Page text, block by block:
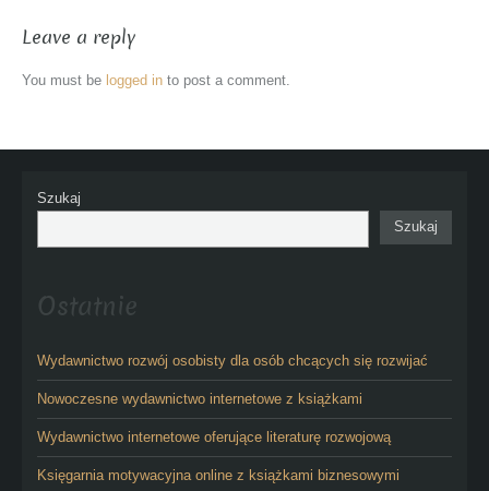
Leave a reply
You must be logged in to post a comment.
Szukaj
Szukaj
Ostatnie
Wydawnictwo rozwój osobisty dla osób chcących się rozwijać
Nowoczesne wydawnictwo internetowe z książkami
Wydawnictwo internetowe oferujące literaturę rozwojową
Księgarnia motywacyjna online z książkami biznesowymi